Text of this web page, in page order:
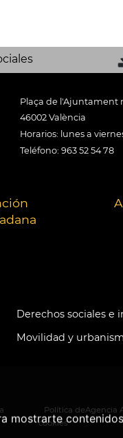
mostrarte
Plaça de l'Ajuntament
46002 València
Horarios: lunes a
Teléfono: 963 52 54 78
Derechos sociales e
Movilidad y
Política de
cookies
Agencia